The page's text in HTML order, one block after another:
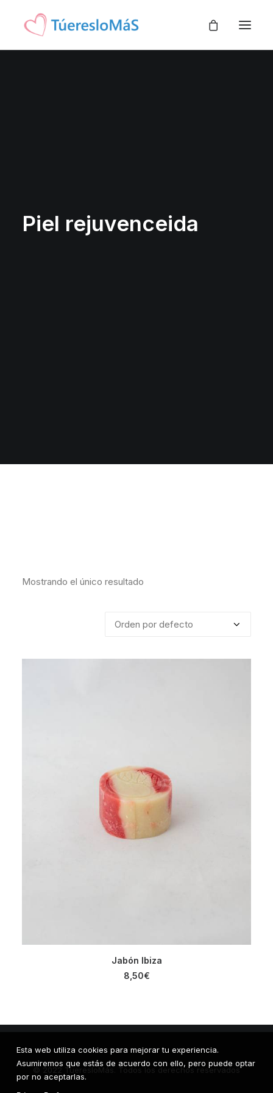
Piel rejuvenceida
Mostrando el único resultado
AÑADIR AL CARRITO
Jabón Ibiza
8,50€
© 2022 TueresloMás. Todos los derechos reservados
Esta web utiliza cookies para mejorar tu experiencia.
Asumiremos que estás de acuerdo con ello, pero puede optar
por no aceptarlas.